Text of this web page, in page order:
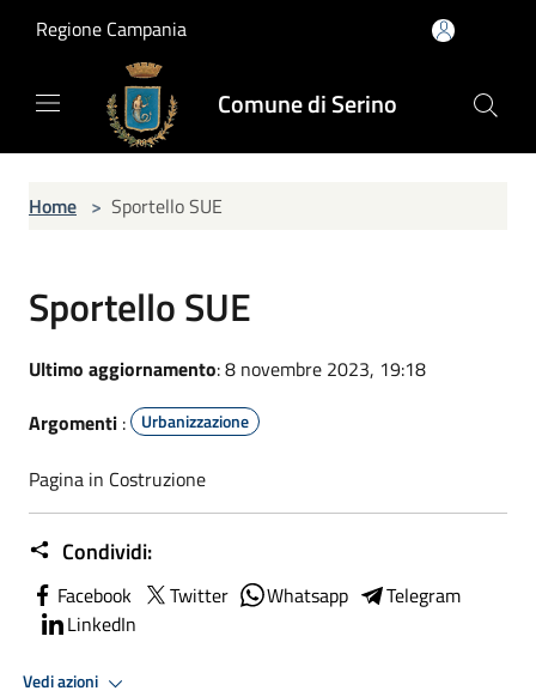
Regione Campania
Comune di Serino
Home > Sportello SUE
Sportello SUE
Ultimo aggiornamento: 8 novembre 2023, 19:18
Argomenti : Urbanizzazione
Pagina in Costruzione
Condividi:
Facebook Twitter Whatsapp
Telegram
LinkedIn
Vedi azioni